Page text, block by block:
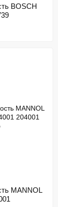
BOSCH
MANNOL